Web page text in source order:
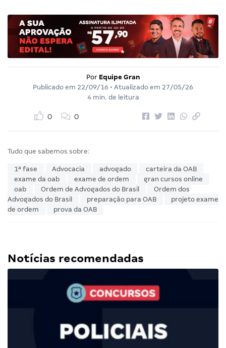
Por Equipe Gran
Publicado em 22/09/16 • Atualizado em 27/05/26
4 min. de leitura
0 0
Tudo que sabemos sobre:
1ª fase Advocacia advogado
carteira da OAB
exame da oab
exame de ordem
gran cursos online
oab
Ordem de Advogados do Brasil
Ordem dos
Advogados do Brasil
preparação para OAB
projeto exame
de ordem
prova da OAB
Notícias recomendadas